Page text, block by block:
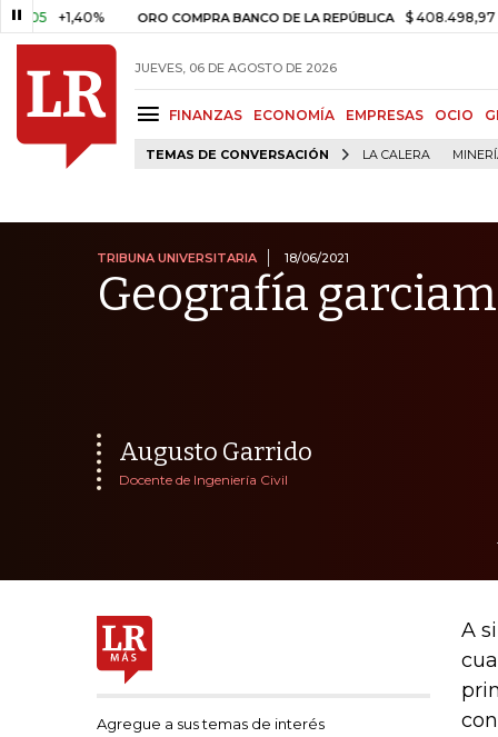
ORO COMPRA BANCO DE LA REPÚBLICA $ 408.498,97 +$
JUEVES, 06 DE AGOSTO DE 2026
FINANZAS ECONOMÍA EMPRESAS OCIO
TEMAS DE CONVERSACIÓN LA CALERA
TRIBUNA UNIVERSITARIA 18/06/2021
Geografía
Augusto Garrido
Docente de Ingeniería Civil
Agregue a sus temas de interés
A